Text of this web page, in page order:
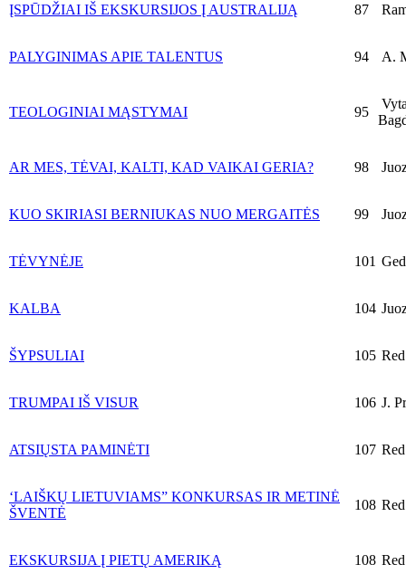
ĮSPŪDŽIAI IŠ EKSKURSIJOS Į AUSTRALIJĄ 87
PALYGINIMAS APIE TALENTUS 94 A.
TEOLOGINIAI MĄSTYMAI 95
AR MES, TĖVAI, KALTI, KAD VAIKAI GERIA? 98
KUO SKIRIASI BERNIUKAS NUO MERGAITĖS 99
TĖVYNĖJE 101
KALBA 104
ŠYPSULIAI 105
TRUMPAI IŠ VISUR 106 J.
ATSIŲSTA PAMINĖTI 107
‘LAIŠKŲ LIETUVIAMS” KONKURSAS IR METINĖ
ŠVENTĖ
108
EKSKURSIJA Į PIETŲ AMERIKĄ 108